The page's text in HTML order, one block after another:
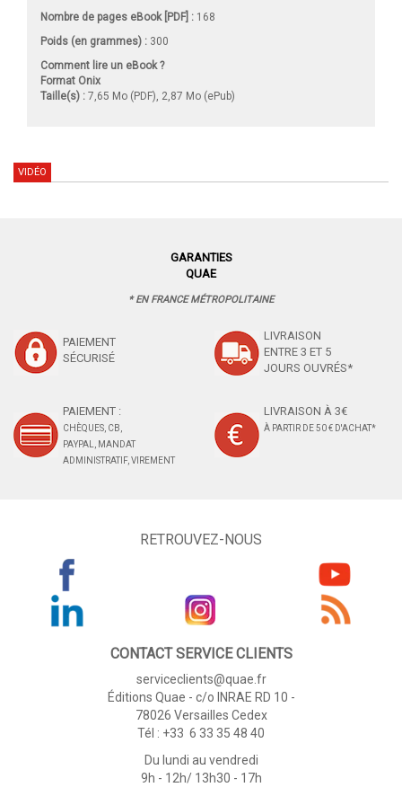
Nombre de pages eBook [PDF] : 168
Poids (en grammes) : 300
Comment lire un eBook ?
Format Onix
Taille(s) : 7,65 Mo (PDF), 2,87 Mo (ePub)
VIDÉO
GARANTIES
QUAE
* EN FRANCE MÉTROPOLITAINE
PAIEMENT
SÉCURISÉ
LIVRAISON
ENTRE 3 ET 5
JOURS OUVRÉS*
PAIEMENT :
CHÈQUES, CB,
PAYPAL, MANDAT
ADMINISTRATIF, VIREMENT
LIVRAISON À 3€
À PARTIR DE 50 € D'ACHAT*
RETROUVEZ-NOUS
CONTACT SERVICE CLIENTS
serviceclients@quae.fr
Éditions Quae - c/o INRAE RD 10 -
78026 Versailles Cedex
Tél : +33 6 33 35 48 40
Du lundi au vendredi
9h - 12h/ 13h30 - 17h